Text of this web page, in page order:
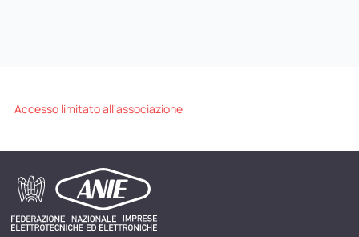
Accesso limitato all'associazione